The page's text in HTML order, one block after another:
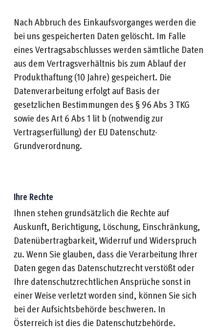
Nach Abbruch des Einkaufsvorganges werden die
bei uns gespeicherten Daten gelöscht. Im Falle
eines Vertragsabschlusses werden sämtliche Daten
aus dem Vertragsverhältnis bis zum Ablauf der
Produkthaftung (10 Jahre) gespeichert. Die
Datenverarbeitung erfolgt auf Basis der
gesetzlichen Bestimmungen des § 96 Abs 3 TKG
sowie des Art 6 Abs 1 lit b (notwendig zur
Vertragserfüllung) der EU Datenschutz-
Grundverordnung.
Ihre Rechte
Ihnen stehen grundsätzlich die Rechte auf
Auskunft, Berichtigung, Löschung, Einschränkung,
Datenübertragbarkeit, Widerruf und Widerspruch
zu. Wenn Sie glauben, dass die Verarbeitung Ihrer
Daten gegen das Datenschutzrecht verstößt oder
Ihre datenschutzrechtlichen Ansprüche sonst in
einer Weise verletzt worden sind, können Sie sich
bei der Aufsichtsbehörde beschweren. In
Österreich ist dies die Datenschutzbehörde.